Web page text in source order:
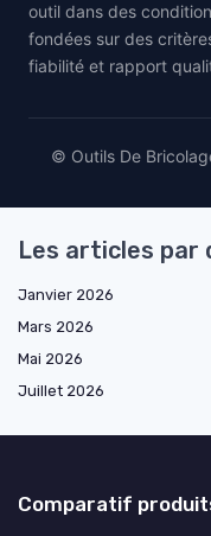
outil dans des
fondées sur des
fiabilité et rapport
© Outils De
Les articles par
Janvier 2026
Mars 2026
Mai 2026
Juillet 2026
Comparatif